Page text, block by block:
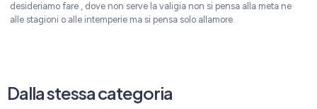
desideriamo fare , dove non serve la valigia non si pensa alla meta ne
alle stagioni o alle intemperie ma si pensa solo allamore.
Dalla stessa categoria